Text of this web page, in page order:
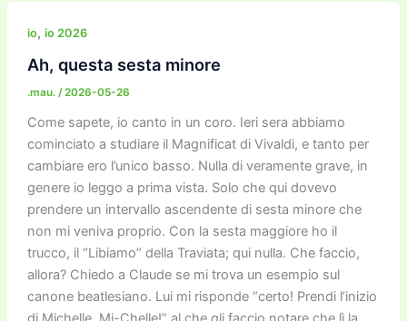
e
b
o
o
k
er l
l
o
o
gr y e di
io, io 2026
Ah, questa sesta minore
.mau. /2026-05-26
Come sapete, io canto in un coro. Ieri sera abbiamo
cominciato a studiare il Magnificat di Vivaldi, e tanto per
cambiare ero l’unico basso. Nulla di veramente grave, in
genere io leggo a prima vista. Solo che qui dovevo
prendere un intervallo ascendente di sesta minore che
non mi veniva proprio. Con la sesta maggiore ho il
trucco, il “Libiamo” della Traviata; qui nulla. Che faccio,
allora? Chiedo a Claude se mi trova un esempio sul
canone beatlesiano. Lui mi risponde “certo! Prendi l’inizio